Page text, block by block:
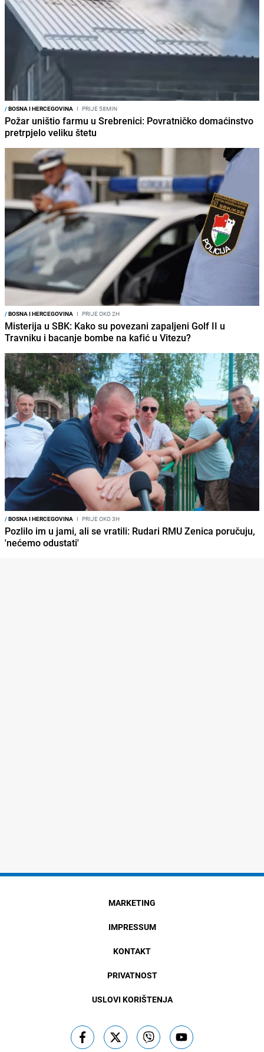
/BOSNA I HERCEGOVINA I PRIJE 58MIN
Požar uništio farmu u Srebrenici: Povratničko domaćinstvo
pretrpjelo veliku štetu
/BOSNA I HERCEGOVINA I PRIJE OKO 2H
Misterija u SBK: Kako su povezani zapaljeni Golf II u
Travniku i bacanje bombe na kafić u Vitezu?
/BOSNA I HERCEGOVINA I PRIJE OKO 3H
Pozlilo im u jami, ali se vratili: Rudari RMU Zenica poručuju,
'nećemo odustati'
MARKETING
IMPRESSUM
KONTAKT
PRIVATNOST
USLOVI KORIŠTENJA